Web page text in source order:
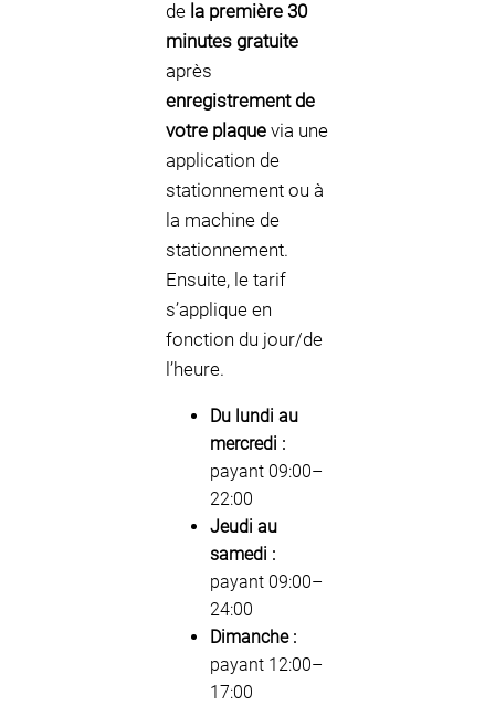
de la première 30
minutes gratuite
après
enregistrement de
votre plaque via une
application de
stationnement ou à
la machine de
stationnement.
Ensuite, le tarif
s’applique en
fonction du jour/de
l’heure.
Du lundi au
mercredi :
payant 09:00–
22:00
Jeudi au
samedi :
payant 09:00–
24:00
Dimanche :
payant 12:00–
17:00